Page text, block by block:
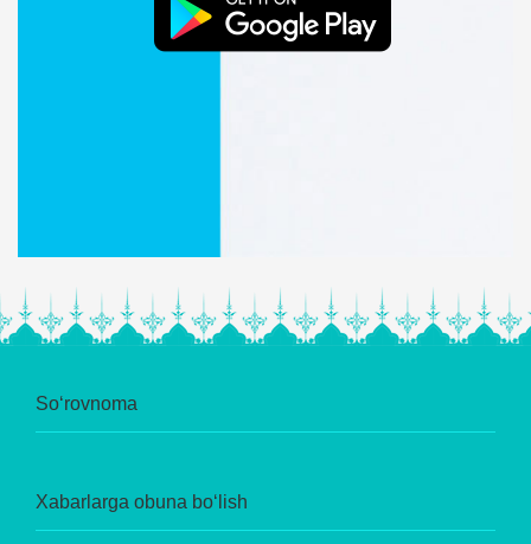
So‘rovnoma
Xabarlarga obuna bo‘lish